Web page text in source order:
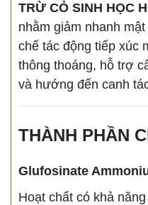
TRỪ CỎ SINH HỌC
nhằm giảm nhanh
chế tác động tiếp xúc
thông thoáng, hỗ trợ
và hướng đến canh
THÀNH PHẦN
Glufosinate
Hoạt chất có khả